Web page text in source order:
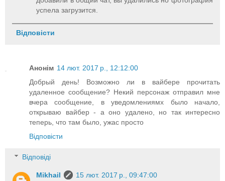
успела загрузится.
Відповісти
Анонім 14 лют. 2017 р., 12:12:00
Добрый день! Возможно ли в вайбере прочитать
удаленное сообщение? Некий персонаж отправил мне
вчера сообщение, в уведомлениямх было начало,
открываю вайбер - а оно удалено, но так интересно
теперь, что там было, ужас просто
Відповісти
Відповіді
Mikhail
15 лют. 2017 р., 09:47:00